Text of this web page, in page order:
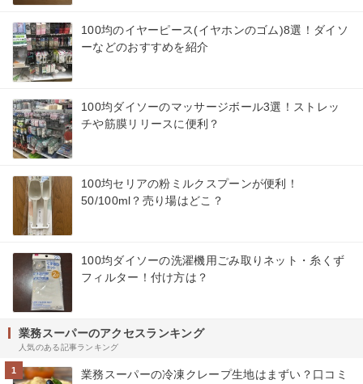
100均のイヤーピース(イヤホンのゴム)8選！ダイソ
ーなどのおすすめを紹介
100均ダイソーのマッサージボール3選！ストレッ
チや筋膜リリースに便利？
100均セリアの粉ミルクスプーンが便利！
50/100ml？売り場はどこ？
100均ダイソーの洗濯機用ごみ取りネット・糸くず
フィルター！付け方は？
業務スーパーのアクセスランキング
人気のある記事ランキング
1
業務スーパーの冷凍クレープ生地はまずい？口コミ